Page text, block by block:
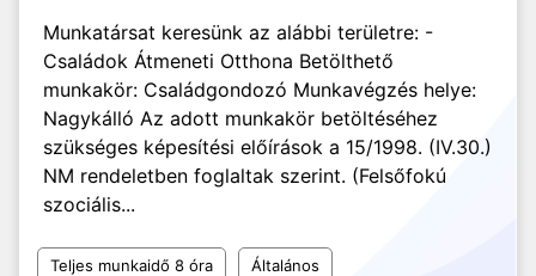
Munkatársat keresünk az alábbi területre: -
Családok Átmeneti Otthona Betölthető
munkakör: Családgondozó Munkavégzés helye:
Nagykálló Az adott munkakör betöltéséhez
szükséges képesítési előírások a 15/1998. (IV.30.)
NM rendeletben foglaltak szerint. (Felsőfokú
szociális...
Teljes munkaidő 8 óra Általános